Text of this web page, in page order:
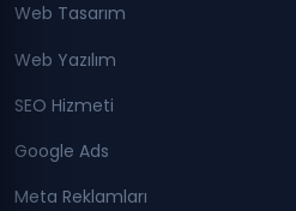
Web Tasarım
Web Yazılım
SEO Hizmeti
Google Ads
Meta Reklamları